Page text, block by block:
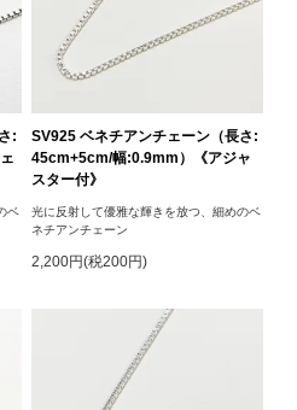
:
ベ
SV925 ベネチアンチェーン（長さ:
45cm+5cm/幅:0.9mm）《アジャ
スター付》
光に反射して優雅な輝きを放つ、細めのベ
ネチアンチェーン
2,200円(税200円)